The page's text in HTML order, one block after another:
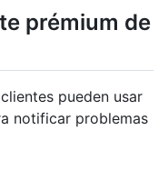
prémium de
pueden usar
notificar problemas